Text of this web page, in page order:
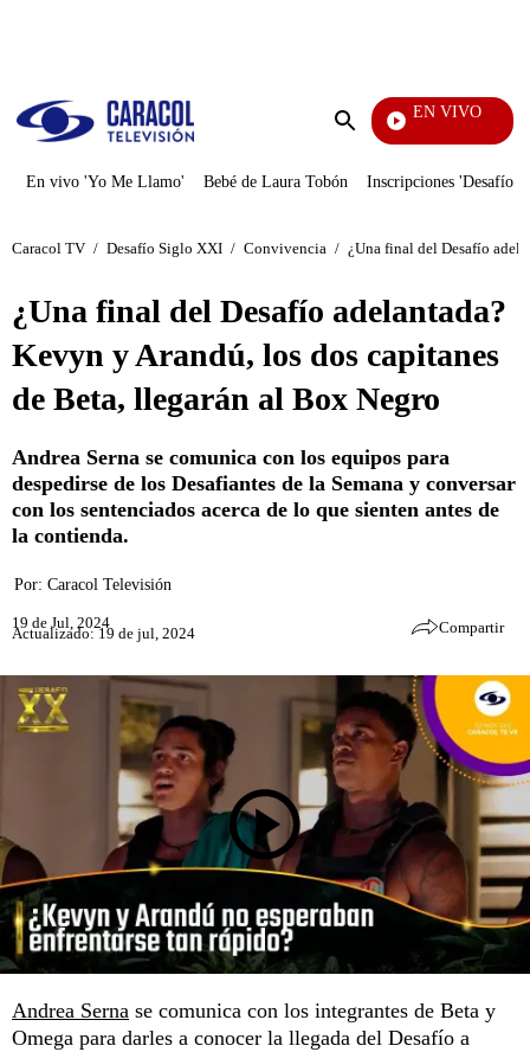
Enviar
EN VIVO
También Caerás
En vivo 'Yo Me Llamo' Bebé de Laura Tobón Inscripciones 'Desafío'
Caracol TV / Desafío Siglo XXI / Convivencia / ¿Una final del Desafío
¿Una final del Desafío adelantada?
Kevyn y Arandú, los dos capitanes
de Beta, llegarán al Box Negro
Andrea Serna se comunica con los equipos para
despedirse de los Desafiantes de la Semana y conversar
con los sentenciados acerca de lo que sienten antes de
la contienda.
Por: Caracol Televisión
19 de Jul, 2024
Actualizado: 19 de jul, 2024 Compartir
Andrea Serna se comunica con los integrantes de Beta y
Omega para darles a conocer la llegada del Desafío a